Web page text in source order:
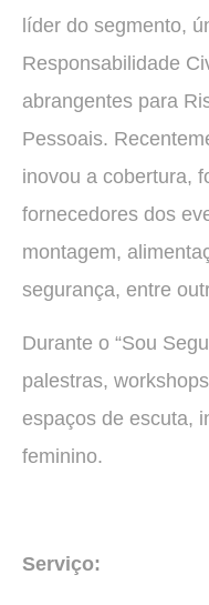
líder do segmento,
Responsabilidade
abrangentes para
Pessoais.
inovou a cobertura,
fornecedores dos
montagem,
segurança, entre
Durante o “Sou
palestras,
espaços de escuta,
feminino.
Serviço: